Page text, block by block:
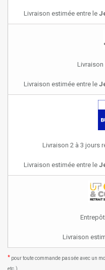
Livraison estimée entre le
Livraison
Livraison estimée entre le
Livraison 2 à 3 jours
Livraison estimée entre le
Livraison
* pour toute commande passée avec un
etc.)